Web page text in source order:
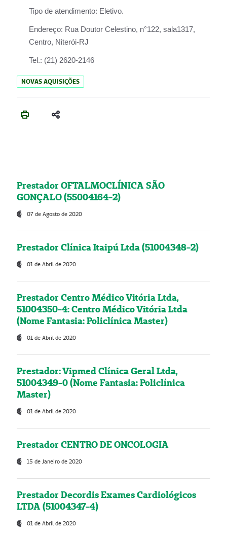
Tipo de atendimento: Eletivo.
Endereço: Rua Doutor Celestino, n°122, sala1317,
Centro, Niterói-RJ
Tel.: (21) 2620-2146
NOVAS AQUISIÇÕES
Prestador OFTALMOCLÍNICA SÃO
GONÇALO (55004164-2)
07 de Agosto de 2020
Prestador Clínica Itaipú Ltda (51004348-2)
01 de Abril de 2020
Prestador Centro Médico Vitória Ltda,
51004350-4: Centro Médico Vitória Ltda
(Nome Fantasia: Policlínica Master)
01 de Abril de 2020
Prestador: Vipmed Clínica Geral Ltda,
51004349-0 (Nome Fantasia: Policlínica
Master)
01 de Abril de 2020
Prestador CENTRO DE ONCOLOGIA
15 de Janeiro de 2020
Prestador Decordis Exames Cardiológicos
LTDA (51004347-4)
01 de Abril de 2020